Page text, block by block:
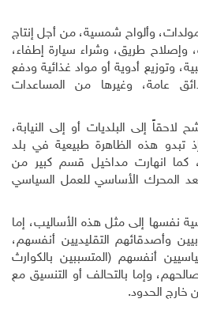
وألواح شمسية، من أجل إنتاج
وإصلاح طريق، وشراء سيارة إطفاء،
وتوزيع أدوية أو مواد غذائية ودفع
عامة، وغيرها من المساعدات
إلى البلديات أو إلى النيابة،
تبدو هذه الظاهرة طبيعية في بلد
كما انهارت مداخيل قسم كبير من
المحرك الأساسي للعمل السياسي
نفسها إلى مثل هذه الأساليب، إما
وأصدقائهم التقليديين أنفسهم،
أنفسهم (المتسببين بالكوارث
وإما بالتحالف أو التنسيق مع
خارج الحدود.